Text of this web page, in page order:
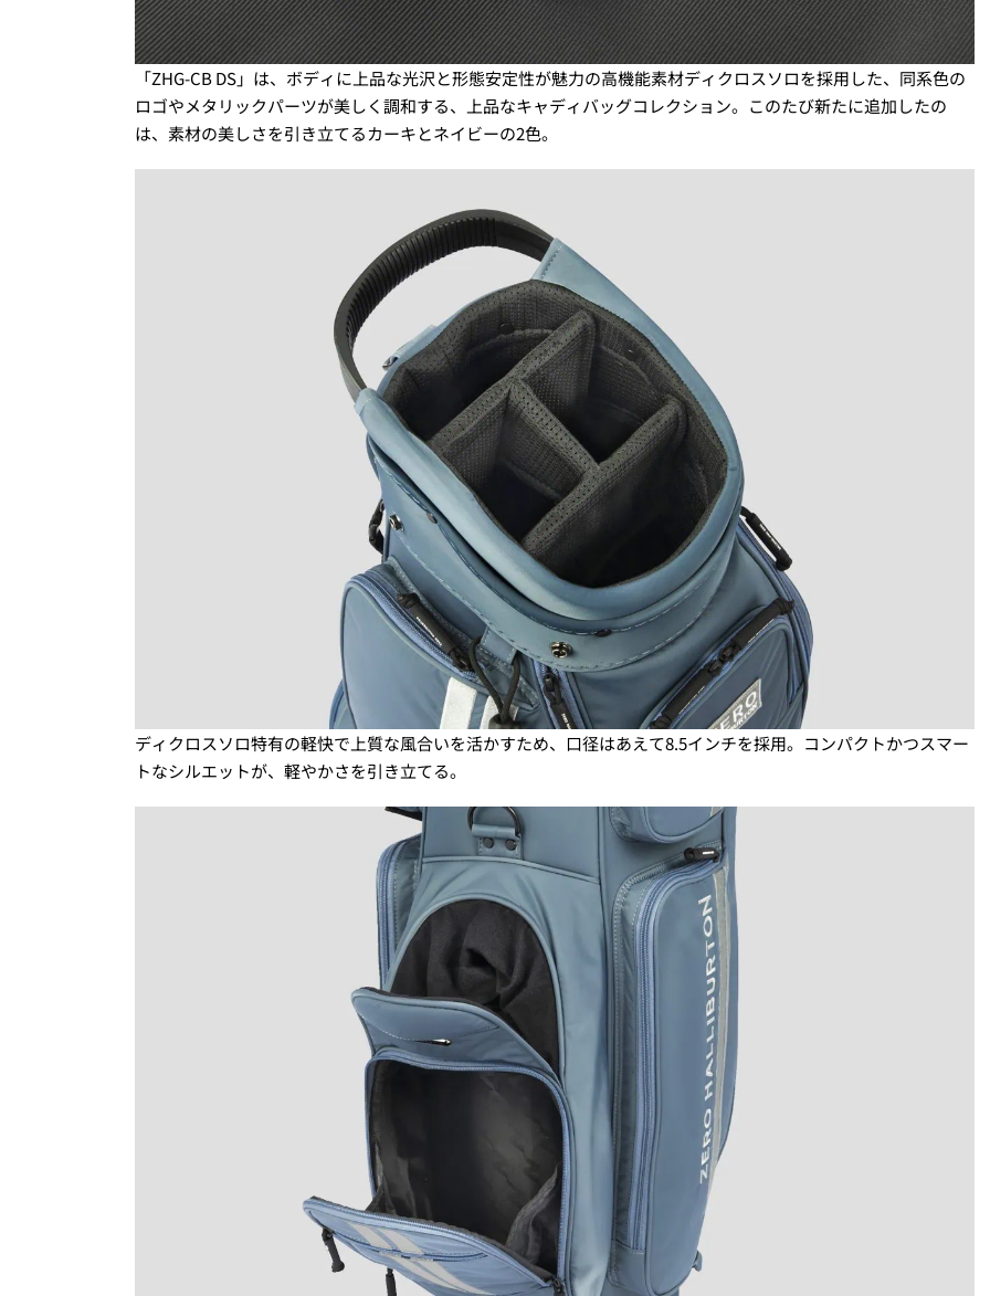
「ZHG-CB DS」は、ボディに上品な光沢と形態安定性が魅力の高機能素材ディクロスソロを採用した、同系色の
ロゴやメタリックパーツが美しく調和する、上品なキャディバッグコレクション。このたび新たに追加したの
は、素材の美しさを引き立てるカーキとネイビーの2色。
ディクロスソロ特有の軽快で上質な風合いを活かすため、口径はあえて8.5インチを採用。コンパクトかつスマー
トなシルエットが、軽やかさを引き立てる。